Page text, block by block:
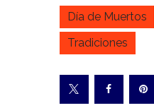
Día de Muertos
Tradiciones